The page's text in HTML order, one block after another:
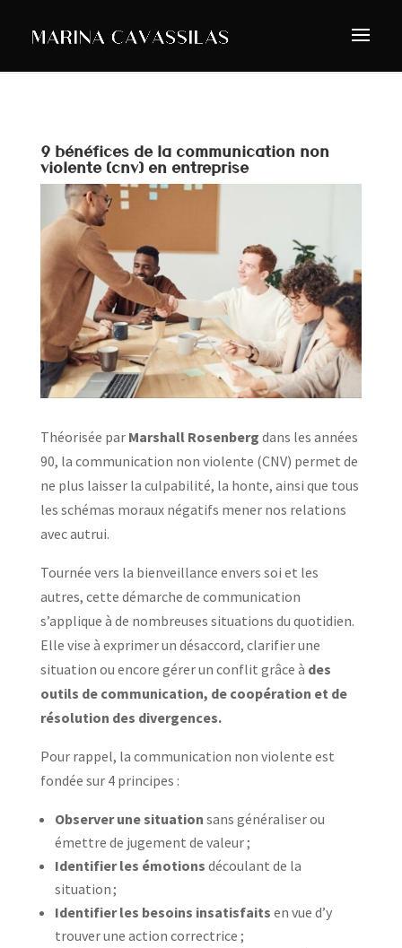
9 bénéfices de la communication non
violente (cnv) en entreprise
Théorisée par Marshall Rosenberg dans les années
90, la communication non violente (CNV) permet de
ne plus laisser la culpabilité, la honte, ainsi que tous
les schémas moraux négatifs mener nos relations
avec autrui.
Tournée vers la bienveillance envers soi et les
autres, cette démarche de communication
s’applique à de nombreuses situations du quotidien.
Elle vise à exprimer un désaccord, clarifier une
situation ou encore gérer un conflit grâce à des
outils de communication, de coopération et de
résolution des divergences.
Pour rappel, la communication non violente est
fondée sur 4 principes :
Observer une situation sans généraliser ou
émettre de jugement de valeur ;
Identifier les émotions découlant de la
situation ;
Identifier les besoins insatisfaits en vue d’y
trouver une action correctrice ;